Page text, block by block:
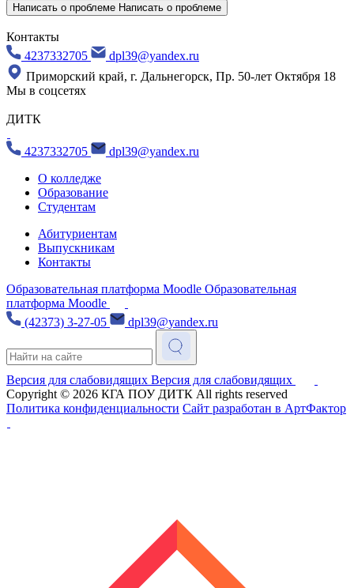
Написать о проблеме Написать о проблеме
Контакты
4237332705
dpl39@yandex.ru
Приморский край, г. Дальнегорск, Пр. 50-лет Октября 18
Мы в соцсетях
ДИТК
4237332705
dpl39@yandex.ru
О колледже
Образование
Студентам
Абитуриентам
Выпускникам
Контакты
Образовательная платформа Moodle Образовательная
платформа Moodle
(42373) 3-27-05
dpl39@yandex.ru
Версия для слабовидящих Версия для слабовидящих
Copyright © 2026 КГА ПОУ ДИТК All rights reserved
Политика конфиденциальности Сайт разработан в АртФактор